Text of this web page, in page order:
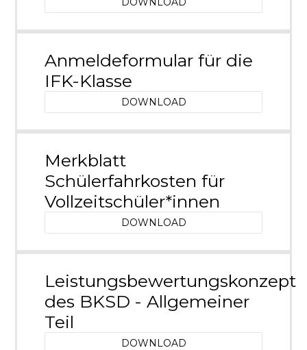
Anmeldeformular für die
IFK-Klasse
DOWNLOAD
Merkblatt
Schülerfahrkosten für
Vollzeitschüler*innen
DOWNLOAD
Leistungsbewertungskonzept
des BKSD - Allgemeiner
Teil
DOWNLOAD